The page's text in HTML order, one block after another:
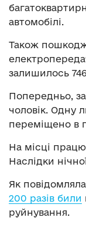
автомобілі.
Також
залишилось
Попередньо,
чоловік. Одну
переміщено в
На місці
Наслідки
Як
200 разів били
руйнування.